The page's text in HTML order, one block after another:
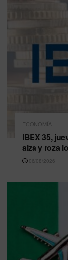
ECONOMÍA
IBEX 35,
alza y roza
06/08/2026